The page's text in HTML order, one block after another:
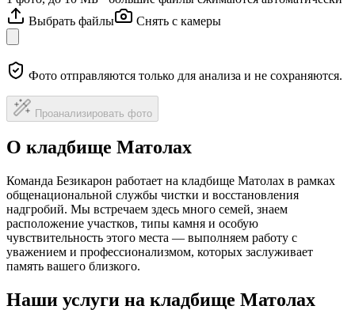
Выбрать файлы
Снять с камеры
Фото отправляются только для анализа и не сохраняются.
Проанализировать фото
О кладбище Матолах
Команда Безикарон работает на кладбище Матолах в рамках
общенациональной службы чистки и восстановления
надгробий. Мы встречаем здесь много семей, знаем
расположение участков, типы камня и особую
чувствительность этого места — выполняем работу с
уважением и профессионализмом, которых заслуживает
память вашего близкого.
Наши услуги на кладбище Матолах